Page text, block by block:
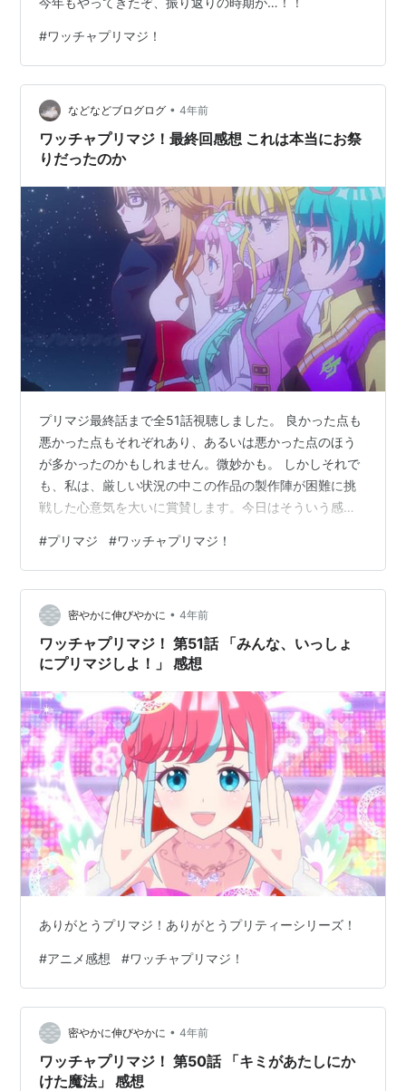
#ワッチャプリマジ！
などなどブログログ • 4年前
ワッチャプリマジ！最終回感想 これは本当にお祭
りだったのか
プリマジ最終話まで全51話視聴しました。 良かった点も
悪かった点もそれぞれあり、あるいは悪かった点のほう
が多かったのかもしれません。微妙かも。 しかしそれで
も、私は、厳しい状況の中この作品の製作陣が困難に挑
戦した心意気を大いに賞賛します。今日はそういう感想
#プリマジ #ワッチャプリマジ！
密やかに伸びやかに • 4年前
ワッチャプリマジ！ 第51話 「みんな、いっしょ
にプリマジしよ！」 感想
ありがとうプリマジ！ありがとうプリティーシリーズ！
#アニメ感想 #ワッチャプリマジ！
密やかに伸びやかに • 4年前
ワッチャプリマジ！ 第50話 「キミがあたしにか
けた魔法」 感想